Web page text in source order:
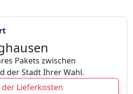
Pakets zwischen
der Stadt Ihrer Wahl.
Lieferkosten